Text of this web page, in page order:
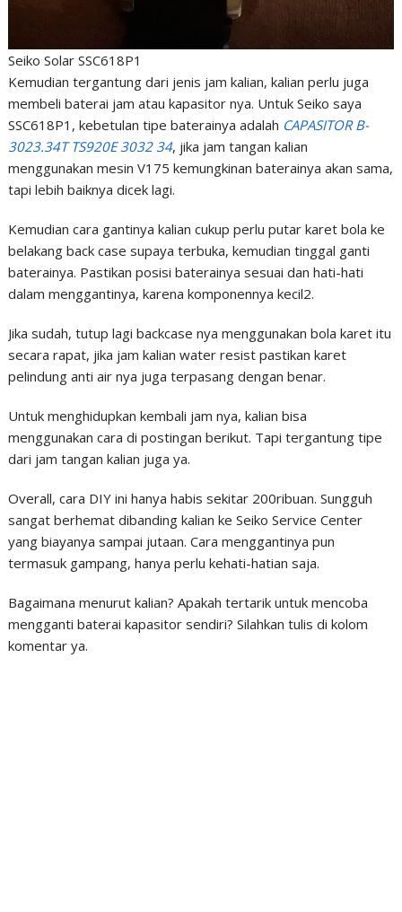
Seiko Solar SSC618P1
Kemudian tergantung dari jenis jam kalian, kalian perlu juga
membeli baterai jam atau kapasitor nya. Untuk Seiko saya
SSC618P1, kebetulan tipe baterainya adalah CAPASITOR B-
3023.34T TS920E 3032 34, jika jam tangan kalian
menggunakan mesin V175 kemungkinan baterainya akan sama,
tapi lebih baiknya dicek lagi.
Kemudian cara gantinya kalian cukup perlu putar karet bola ke
belakang back case supaya terbuka, kemudian tinggal ganti
baterainya. Pastikan posisi baterainya sesuai dan hati-hati
dalam menggantinya, karena komponennya kecil2.
Jika sudah, tutup lagi backcase nya menggunakan bola karet itu
secara rapat, jika jam kalian water resist pastikan karet
pelindung anti air nya juga terpasang dengan benar.
Untuk menghidupkan kembali jam nya, kalian bisa
menggunakan cara di postingan berikut. Tapi tergantung tipe
dari jam tangan kalian juga ya.
Overall, cara DIY ini hanya habis sekitar 200ribuan. Sungguh
sangat berhemat dibanding kalian ke Seiko Service Center
yang biayanya sampai jutaan. Cara menggantinya pun
termasuk gampang, hanya perlu kehati-hatian saja.
Bagaimana menurut kalian? Apakah tertarik untuk mencoba
mengganti baterai kapasitor sendiri? Silahkan tulis di kolom
komentar ya.